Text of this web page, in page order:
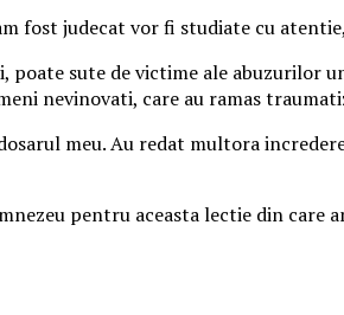
fost judecat vor fi studiate cu
poate sute de victime ale
nevinovati, care au ramas
meu. Au redat multora
pentru aceasta lectie din care